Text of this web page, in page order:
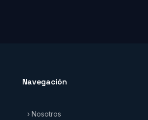
Navegación
› Nosotros